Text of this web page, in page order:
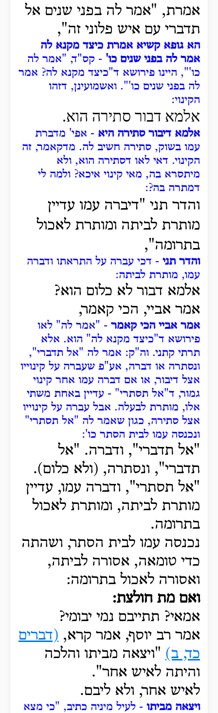
אמרת, "אמר לה בפני שנים אל
תדברי עם איש פלוני זה",
הא גופא קשיא אמרת כיצד מקנא לה
אמר לה בפני שנים כו' - קס"ד, "אמר לה
כו'", היינו פירושא ד"כיצד מקנא לה? אמר
לה בפני שנים כו'". ואשמועינן, דזהו
הקינוי:
אלמא דבור סתירה הוא.
אלמא דיבור סתירה היא - אפי' מדברת
עמו בשוק, סתירה חשיב לה. מדקאמר, זה
הקינוי. דאי לאו דסתירה הוא, ולא
מיתסרא בה, מאי קינוי איכא? ולמה לי
דמתרה בה?:
והדר תני "דיברה עמו עדיין
מותרת לביתה ומותרת לאכול
בתרומה",
והדר תני - דכי עברה על התראתו ודברה
עמו, מותרת לביתה:
אלמא דבור לא כלום הוא?
אמר אביי, הכי קאמר,
אמר אביי הכי קאמר - "אמר לה" לאו
פירושא ד"כיצד מקנא לה" הוא. אלא
תרתי קתני. וה"ק: אמר לה "אל תדברי",
ונסתרה או דברה, אע"פ שעברה על קינוייו
אצל דיבור, או אם דברה עמו אחר קינוי
גמור, ד"אל תסתרי" - עדיין באחת משתי
אלו, מותרת לבעלה. אבל עברה על קינוייו
אצל סתירה, כגון שאמר לה "אל תסתרי"
ונכנסה עמו לבית הסתר כו':
"אל תדברי", ודברה. "אל
תדברי", ונסתרה, (ולא כלום).
"אל תסתרי", ודברה עמו, עדיין
מותרת לביתה, ומותרת לאכול
בתרומה.
נכנסה עמו לבית הסתר, ושהתה
כדי טומאה, אסורה לביתה,
ואסורה לאכול בתרומה:
ואם מת חולצת:
אמאי? תתייבם נמי יבומי?
אמר רב יוסף, אמר קרא, (דברים
כד, ב) "ויצאה מביתו והלכה
והיתה לאיש אחר".
לאיש אחר, ולא ליבם.
ויצאה מביתו - לעיל מיניה כתיב, "כי מצא